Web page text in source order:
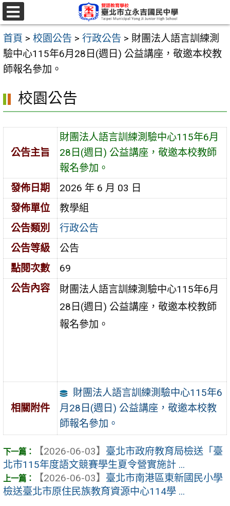
跳
至
主
要
內
選
單
首頁 > 校園公告 > 行政公告 > 財團法人語言訓練測
驗中心115年6月28日(週日) 公益講座，敬邀本校教
師報名參加。
校園公告
公告主旨
財團法人語言訓練測驗中心115年6月
28日(週日) 公益講座，敬邀本校教師
報名參加。
發佈日期
2026 年 6 月 03 日
發佈單位
教學組
公告類別
行政公告
公告等級
公告
點閱次數
69
公告內容
財團法人語言訓練測驗中心115年6月
28日(週日) 公益講座，敬邀本校教師
報名參加。
相關附件
財團法人語言訓練測驗中心115年6
月28日(週日) 公益講座，敬邀本校教
師報名參加。
【2026-06-03】 臺北市政府教育局檢送「臺
北市115年度語文競賽學生夏令營實施計 ...
【2026-06-03】 臺北市南港區東新國民小學
檢送臺北市原住民族教育資源中心114學 ...